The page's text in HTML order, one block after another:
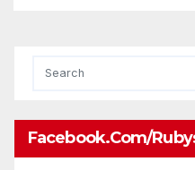
Facebook.com/